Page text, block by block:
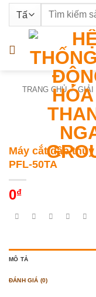
nội
Tìm
TRANG CHỦ / GIẢI
Máy cắt dập
PFL-50TA
0₫
MÔ TẢ
ĐÁNH GIÁ (0)